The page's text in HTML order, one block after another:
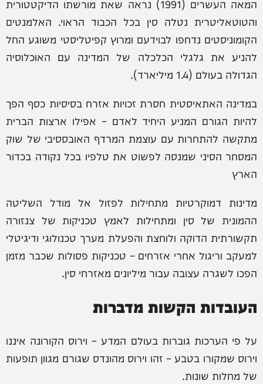
המאה העשרים (1991) נראה שאת מורשתו הדיקטטורית
והטוטאליטרית נטלה סין בכל הכבוד הראוי. האלמנטים
הקומוניסטים נדחפו לבוידעם ומרוץ קפיטליסטי משוגע החל
להניע את גלגלי הכלכלה של המדינה עם האוכלוסיה
הגדולה בעולם (1.4 מיליארד).
במדינה האתאיסטית חסרת זכויות אזרח בסיסיות כסף הפך
להיות הגורם המניע היחיד לאדם – אפילו ארצות הברית
מתקשה להתחרות עם עוצמת המרדף האובססיבי של שוק
המסחר הסיני שמנסה לפשוט את טלפיו בכל נקודה בכדור
הארץ
מדינות דמוקרטיות מתחילות לפזול אל מודל השליטה
ההמונית של סין ומתחילות לאמץ טכניקות של צנזורה
תקשורתית הדוקה ולוחצת והפעלת מערך טכנולוגי ודיגיטלי
למעקב וריגול אחרי אזרחים – טכניקות פסולות שכבר מזמן
הפכו לשגרה עצובה עבור מיליונים מאזרחי סין.
העובדות הקשות מדברות
על פי הערכות גוברות בעולם המדע – וירוס הקורונה איננו
וירוס שמקורו בטבע – זהו וירוס מהונדס שגורם מגוון תופעות
של מחלות שונות.